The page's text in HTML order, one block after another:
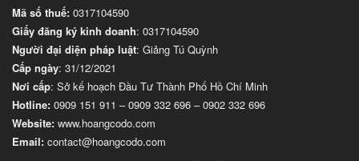
Mã số thuế: 0317104590
Giấy đăng ký kinh doanh: 0317104590
Người đại diện pháp luật: Giảng Tú Quỳnh
Cấp ngày: 31/12/2021
Nơi cấp: Sở kế hoạch Đầu Tư Thành Phố Hồ Chí Minh
Hotline: 0909 151 911 –0909 332 696 –0902 332 696
Website: www.hoangcodo.com
Email: contact@hoangcodo.com